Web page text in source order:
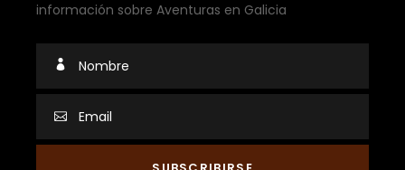
información sobre Aventuras en Galicia